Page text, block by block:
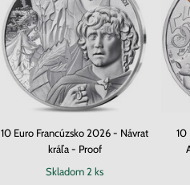
10 Euro Francúzsko 2026 - Návrat
kráľa - Proof
Skladom2 ks
10